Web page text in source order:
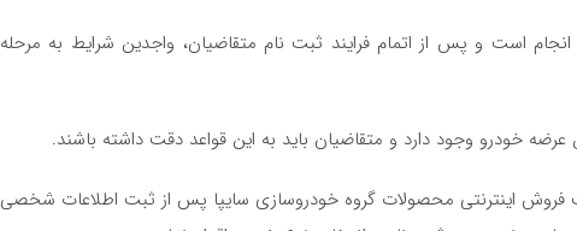
است و پس از اتمام فرایند ثبت نام متقاضیان، واجدین شرایط به مرحله
خودرو وجود دارد و متقاضیان باید به این قواعد دقت داشته باشند.
فروش اینترنتی محصولات گروه خودروسازی سایپا پس از ثبت اطلاعات شخصی